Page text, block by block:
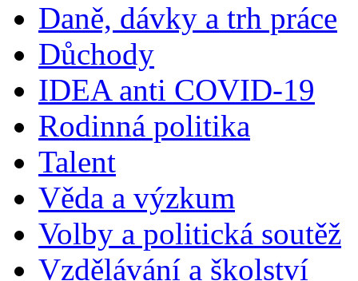
Daně, dávky a trh práce
Důchody
IDEA anti COVID-19
Rodinná politika
Talent
Věda a výzkum
Volby a politická soutěž
Vzdělávání a školství